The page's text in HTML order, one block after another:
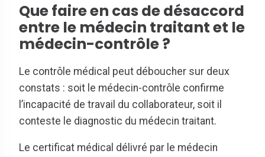
Que faire en cas de désaccord
entre le médecin traitant et le
médecin-contrôle ?
Le contrôle médical peut déboucher sur deux
constats : soit le médecin-contrôle confirme
l’incapacité de travail du collaborateur, soit il
conteste le diagnostic du médecin traitant.
Le certificat médical délivré par le médecin